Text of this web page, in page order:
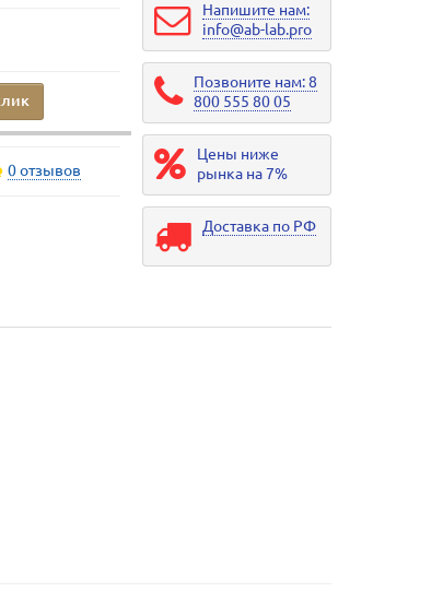
0 отзывов
Напишите нам:
info@ab-lab.pro
Позвоните нам: 8
800 555 80 05
Цены ниже
рынка на 7%
Доставка по РФ